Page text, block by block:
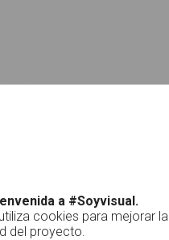
a #Soyvisual.
cookies para mejorar la
del proyecto.